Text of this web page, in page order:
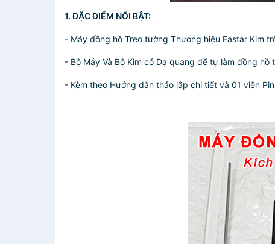
1. ĐẶC ĐIỂM NỔI BẬT:
- Máy đồng hồ Treo tường Thương hiệu Eastar Kim
- Bộ Máy Và Bộ Kim có Dạ quang để tự làm đồng
- Kèm theo Hướng dẫn tháo lắp chi tiết và 01 viên